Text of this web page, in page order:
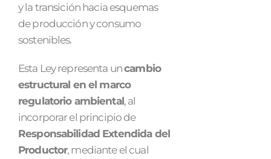
y la transición hacia esquemas
de producción y consumo
sostenibles.
Esta Ley representa uncambio
estructural en el marco
regulatorio ambiental, al
incorporar el principio de
Responsabilidad Extendida del
Productor, mediante el cual